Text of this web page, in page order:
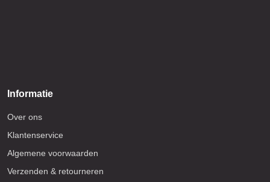
Informatie
Over ons
Klantenservice
Algemene voorwaarden
Verzenden & retourneren